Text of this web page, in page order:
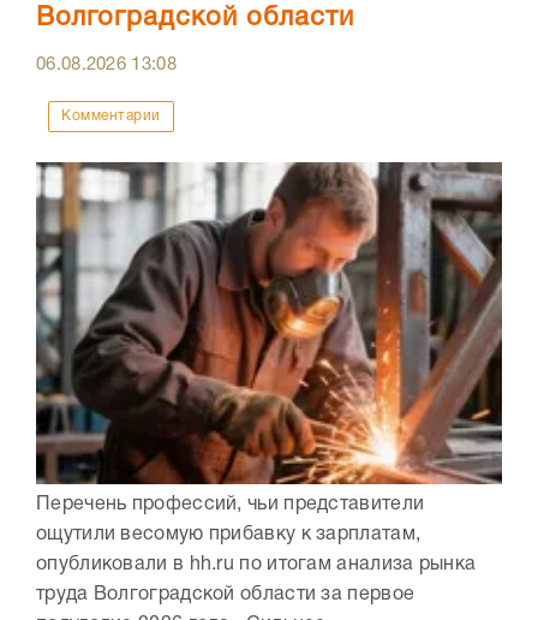
Волгоградской области
06.08.2026 13:08
Комментарии
Перечень профессий, чьи представители
ощутили весомую прибавку к зарплатам,
опубликовали в hh.ru по итогам анализа рынка
труда Волгоградской области за первое